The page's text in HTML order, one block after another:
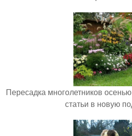
Пересадка многолетников
статьи в новую